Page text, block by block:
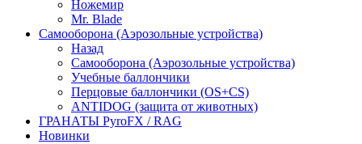
Ножемир
Mr. Blade
Самооборона (Аэрозольные устройства)
Назад
Самооборона (Аэрозольные устройства)
Учебные баллончики
Перцовые баллончики (OS+CS)
ANTIDOG (защита от животных)
ГРАНАТЫ PyroFX / RAG
Новинки